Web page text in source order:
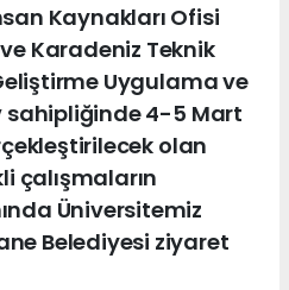
Kaynakları Ofisi
Karadeniz Teknik
Uygulama ve
sahipliğinde 4-5 Mart
olan
çalışmaların
Üniversitemiz
Belediyesi ziyaret